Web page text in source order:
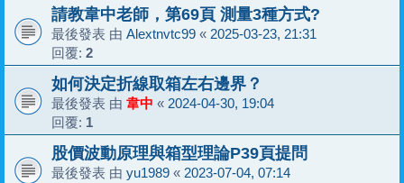
請教韋中老師，第69頁 測量3種方式?
最後發表 由 Alextnvtc99 « 2025-03-23, 21:31
回覆: 2
如何決定折線取箱左右邊界？
最後發表 由 韋中 « 2024-04-30, 19:04
回覆: 1
股價波動原理與箱型理論P39頁提問
最後發表 由 yu1989 « 2023-07-04, 07:14